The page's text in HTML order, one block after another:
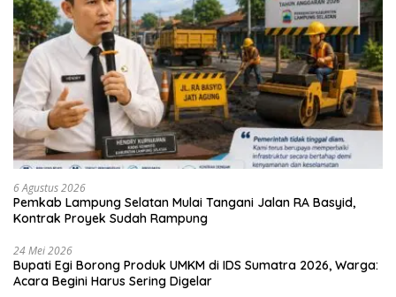
6 Agustus 2026
Pemkab Lampung Selatan Mulai Tangani Jalan RA Basyid,
Kontrak Proyek Sudah Rampung
24 Mei 2026
Bupati Egi Borong Produk UMKM di IDS Sumatra 2026, Warga:
Acara Begini Harus Sering Digelar